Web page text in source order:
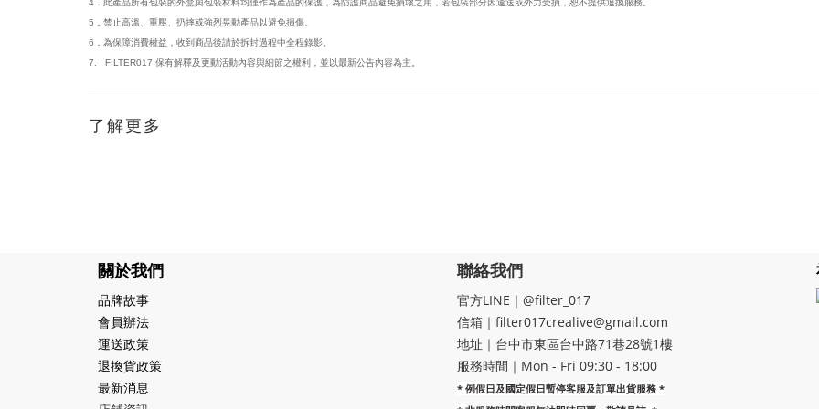
4．此產品所有包裝的外盒與包裝材料均僅作為產品的保護，為防護商品避免損壞之用，若包裝部分因運送或外力受損，恕不提供退換服務。
5．禁止高溫、重壓、扔摔或強烈晃動產品以避免損傷。
6．為保障消費權益，收到商品後請於拆封過程中全程錄影。
7. FILTER017 保有解釋及更動活動內容與細節之權利，並以最新公告內容為主。
了解更多
關於我們
品牌故事
會員辦法
運送政策
退換貨政策
最新消息
聯絡我們
官方LINE｜@filter_017
信箱｜filter017crealive@gmail.com
地址｜​台中市東區台中路71巷28號1樓
服務時間｜Mon - Fri 09:30 - 18:00
* 例假日及國定假日暫停客服及訂單出貨服務 *